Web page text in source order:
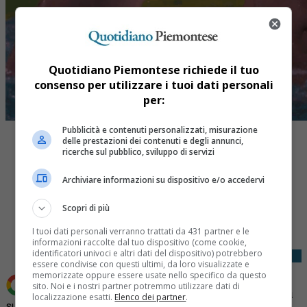
Share
Tweet
Aggiungi Quotidiano Piemontese come Fonte preferita
Quotidiano Piemontese richiede il tuo
consenso per utilizzare i tuoi dati personali
per:
Pubblicità e contenuti personalizzati, misurazione
delle prestazioni dei contenuti e degli annunci,
ricerche sul pubblico, sviluppo di servizi
Archiviare informazioni su dispositivo e/o accedervi
Scopri di più
I tuoi dati personali verranno trattati da 431 partner e le
informazioni raccolte dal tuo dispositivo (come cookie,
identificatori univoci e altri dati del dispositivo) potrebbero
essere condivise con questi ultimi, da loro visualizzate e
memorizzate oppure essere usate nello specifico da questo
sito. Noi e i nostri partner potremmo utilizzare dati di
localizzazione esatti. Elenco dei partner.